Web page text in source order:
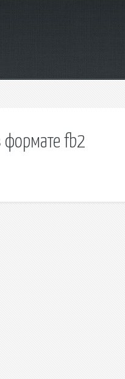
формате fb2